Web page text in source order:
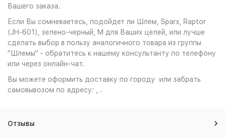
Вашего заказа.
Если Вы сомневаетесь, подойдет ли Шлем, Sparx, Raptor
(JH-601), зелено-черный, M для Ваших целей, или лучше
сделать выбор в пользу аналогичного товара из группы
"Шлемы" - обратитесь к нашему консультанту по телефону
или через онлайн-чат.
Вы можете оформить доставку по городу или забрать
самовывозом по адресу: , .
Отзывы